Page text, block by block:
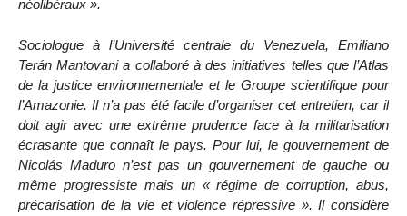
néolibéraux ».
Sociologue à l’Université centrale du Venezuela, Emiliano
Terán Mantovani a collaboré à des initiatives telles que l’Atlas
de la justice environnementale et le Groupe scientifique pour
l’Amazonie. Il n’a pas été facile d’organiser cet entretien, car il
doit agir avec une extrême prudence face à la militarisation
écrasante que connaît le pays. Pour lui, le gouvernement de
Nicolás Maduro n’est pas un gouvernement de gauche ou
même progressiste mais un « régime de corruption, abus,
précarisation de la vie et violence répressive ». Il considère